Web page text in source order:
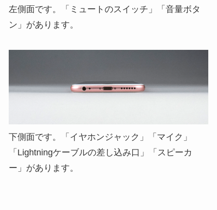
左側面です。「ミュートのスイッチ」「音量ボタ
ン」があります。
下側面です。「イヤホンジャック」「マイク」
「Lightningケーブルの差し込み口」「スピーカ
ー」があります。